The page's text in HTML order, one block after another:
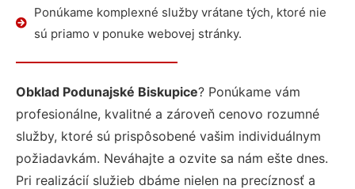
Ponúkame komplexné služby vrátane tých, ktoré nie
sú priamo v ponuke webovej stránky.
Obklad Podunajské Biskupice? Ponúkame vám
profesionálne, kvalitné a zároveň cenovo rozumné
služby, ktoré sú prispôsobené vašim individuálnym
požiadavkám. Neváhajte a ozvite sa nám ešte dnes.
Pri realizácií služieb dbáme nielen na precíznosť a